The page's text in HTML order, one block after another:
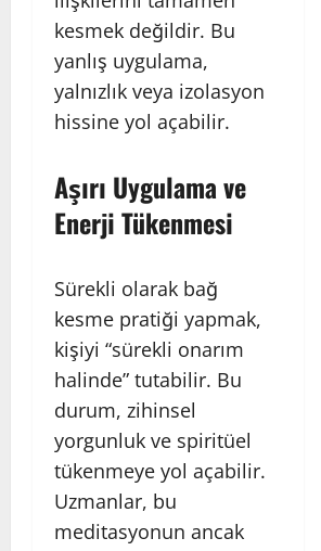
kesmek değildir. Bu
yanlış uygulama,
yalnızlık veya izolasyon
hissine yol açabilir.
Aşırı Uygulama ve
Enerji Tükenmesi
Sürekli olarak bağ
kesme pratiği yapmak,
kişiyi “sürekli onarım
halinde” tutabilir. Bu
durum, zihinsel
yorgunluk ve spiritüel
tükenmeye yol açabilir.
Uzmanlar, bu
meditasyonun ancak